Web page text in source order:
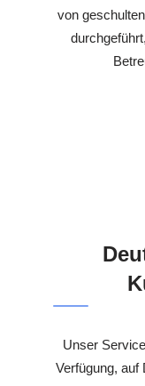
von
Unser
Verfügung, auf